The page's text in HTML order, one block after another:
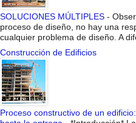
SOLUCIONES MÚLTIPLES -
proceso de diseño, no hay una
cualquier problema de diseño. A
Construcción de Edificios
Proceso constructivo de un